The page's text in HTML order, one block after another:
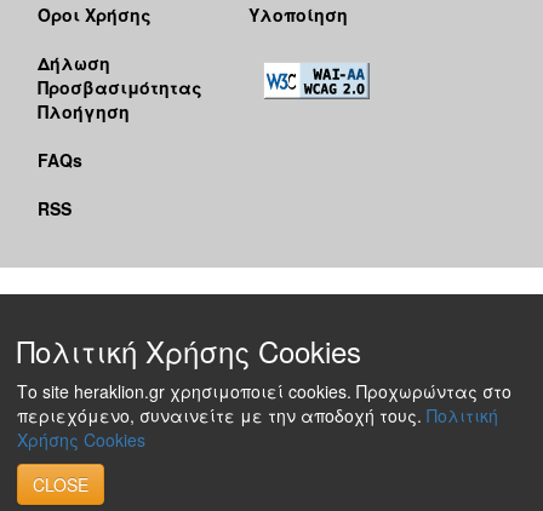
Όροι Χρήσης
Δήλωση
Προσβασιμότητας
Πλοήγηση
FAQs
RSS
Υλοποίηση
Πολιτική Χρήσης Cookies
Το site heraklion.gr χρησιμοποιεί cookies. Προχωρώντας στο
περιεχόμενο, συναινείτε με την αποδοχή τους. Πολιτική
Χρήσης Cookies
CLOSE